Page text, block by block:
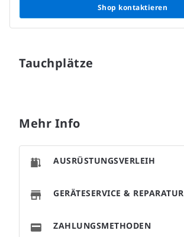
Shop kontaktieren
Tauchplätze
Mehr Info
AUSRÜSTUNGSVERLEIH
GERÄTESERVICE & REPARATUR
ZAHLUNGSMETHODEN